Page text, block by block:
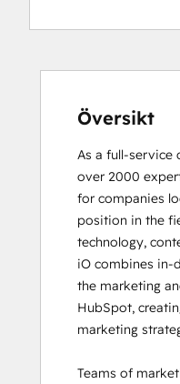
Digital
Email
Frictionless Sales
HubSpot
APIs
HubSpot
Messaging
HubSpot CMS
HubSpot
HubSpot
Certification
HubSpot
Certification
Översikt
As a full-service
over 2000
for companies
position in the
technology,
iO combines in-
the marketing
HubSpot,
marketing
Teams of